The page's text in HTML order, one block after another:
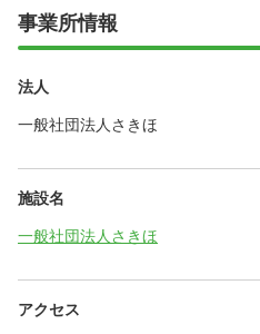
事業所情報
法人
一般社団法人さきほ
施設名
一般社団法人さきほ
アクセス